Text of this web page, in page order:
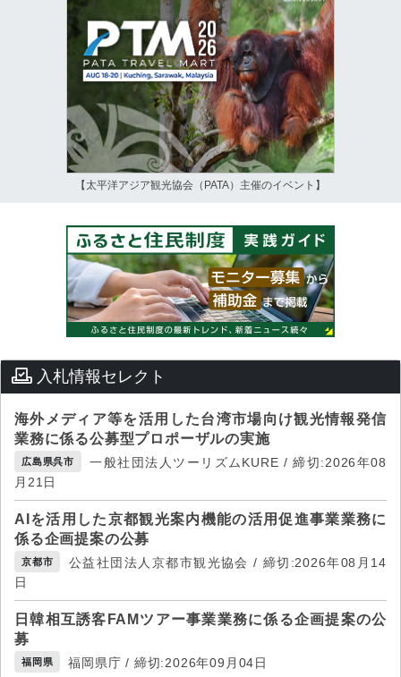
【太平洋アジア観光協会（PATA）主催のイベント】
入札情報セレクト
海外メディア等を活用した台湾市場向け観光情報発信
業務に係る公募型プロポーザルの実施
広島県呉市
一般社団法人ツーリズムKURE / 締切:2026年08
月21日
AIを活用した京都観光案内機能の活用促進事業業務に
係る企画提案の公募
京都市
公益社団法人京都市観光協会 / 締切:2026年08月14
日
日韓相互誘客FAMツアー事業業務に係る企画提案の公
募
福岡県 福岡県庁 / 締切:2026年09月04日